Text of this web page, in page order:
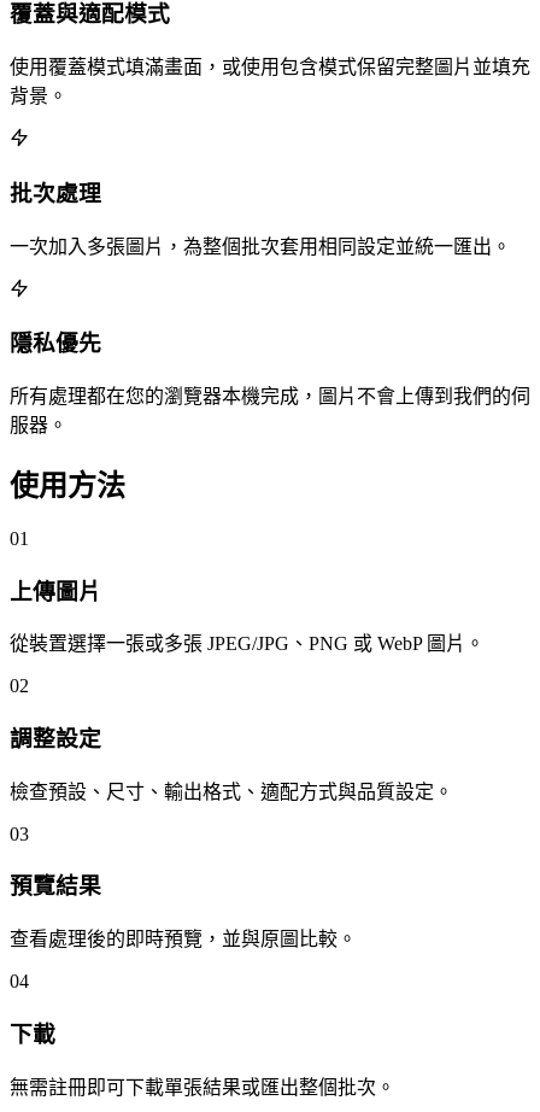
覆蓋與適配模式
使用覆蓋模式填滿畫面，或使用包含模式保留完整圖片並填充
背景。
批次處理
一次加入多張圖片，為整個批次套用相同設定並統一匯出。
隱私優先
所有處理都在您的瀏覽器本機完成，圖片不會上傳到我們的伺
服器。
使用方法
01
上傳圖片
從裝置選擇一張或多張 JPEG/JPG、PNG 或 WebP 圖片。
02
調整設定
檢查預設、尺寸、輸出格式、適配方式與品質設定。
03
預覽結果
查看處理後的即時預覽，並與原圖比較。
04
下載
無需註冊即可下載單張結果或匯出整個批次。